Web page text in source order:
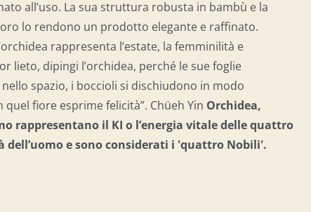
all’uso. La sua struttura robusta in bambù e la
lo rendono un prodotto elegante e raffinato.
rappresenta l’estate, la femminilità e
lieto, dipingi l’orchidea, perché le sue foglie
spazio, i boccioli si dischiudono in modo
fiore esprime felicità”. Chüeh Yin Orchidea,
rappresentano il KI o l’energia vitale delle quattro
esono considerati i 'quattro Nobili'.